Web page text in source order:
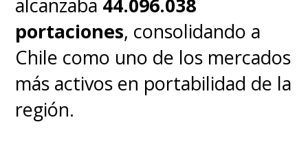
portaciones, consolidando a
Chile como uno de los mercados
más activos en portabilidad de la
región.